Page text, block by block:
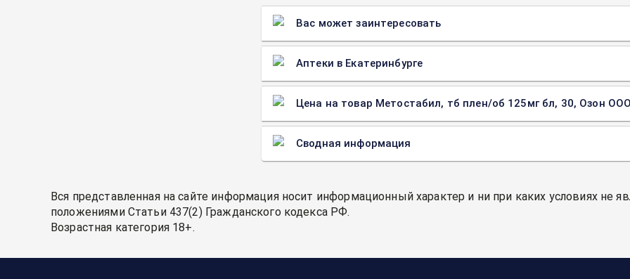
Вас может заинтересовать
Аптеки в Екатеринбурге
Цена на товар Метостабил, тб плен/об 125мг бл, 30, Озон ООО
Сводная информация
Вся представленная на сайте информация носит информационный характер и ни при каких условиях не
положениями Статьи 437(2) Гражданского кодекса РФ.
Возрастная категория 18+.